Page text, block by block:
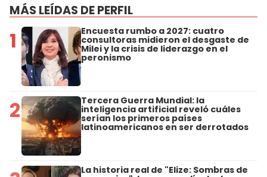
MÁS LEÍDAS DE PERFIL
1 Encuesta rumbo a 2027: cuatro
consultoras midieron el desgaste de
Milei y la crisis de liderazgo en el
peronismo
2 Tercera Guerra Mundial: la
inteligencia artificial reveló cuáles
serían los primeros países
latinoamericanos en ser derrotados
La historia real de "Elize: Sombras de